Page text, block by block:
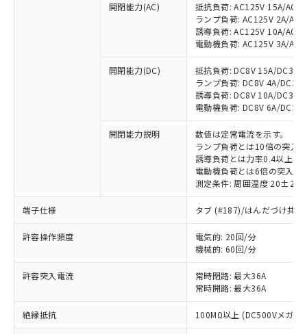
開閉能力(AC)
抵抗負荷: AC125V 15A/
ランプ負荷: AC125V 2A/
誘導負荷: AC125V 10A/
電動機負荷: AC125V 3A/
開閉能力(DC)
抵抗負荷: DC8V 15A/
ランプ負荷: DC8V 4A/
誘導負荷: DC8V 10A/
電動機負荷: DC8V 6A/
開閉能力説明
数値は定常電流を示す。
ランプ負荷とは10倍の突入
誘導負荷とは力率0.4以上
電動機負荷とは6倍の突入電
測定条件: 周囲温度 20±2℃
端子仕様 タブ (#187)/はんだづけ共用
許容操作頻度
電気的: 20回/分
機械的: 60回/分
許容突入電流
常時閉路: 最大36A
常時開路: 最大36A
絶縁抵抗 100MΩ以上 (DC500Vメガ)
※1 対応状況
対応済み：EU RoHS指令（10物質）の
非含有に対応した製品が提供可能な商品で
す。
対応予定：EU RoHS指令（10物質）の非含
有に対応した製品に切り替える予定のある
商品です。